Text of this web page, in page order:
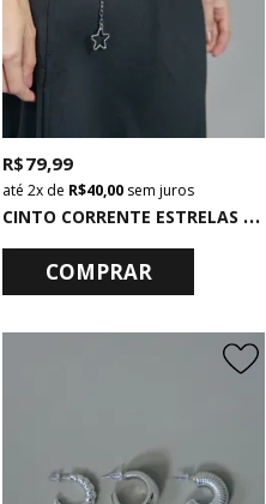
C
INTO CORRENTE ESTRELAS PRATA
R$ 79,99
2x de R$ 40,00 sem juros
COMPRAR